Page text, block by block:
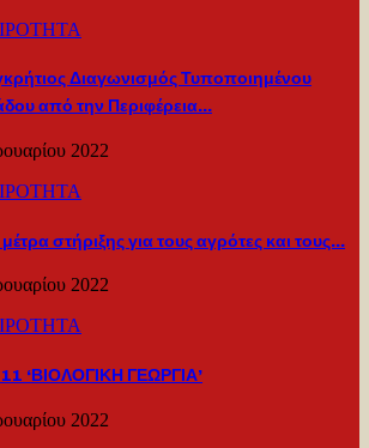
Διαγωνισμός Τυποποιημένου
από την Περιφέρεια…
2022
στήριξης για τους αγρότες και τους…
2022
‘ΒΙΟΛΟΓΙΚΗ ΓΕΩΡΓΙΑ’
2022